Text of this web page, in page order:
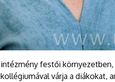
festői
várja a diákokat,